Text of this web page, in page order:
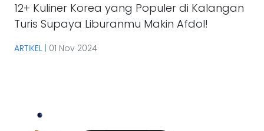
12+ Kuliner Korea yang Populer di Kalangan
Turis Supaya Liburanmu Makin Afdol!
ARTIKEL 01 Nov 2024